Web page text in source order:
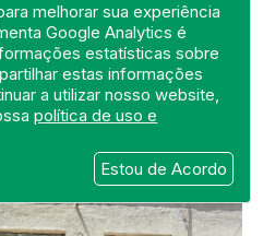
melhorar sua experiência
Google Analytics é
estatísticas sobre
estas informações
a utilizar nosso website,
política de uso e
Estou de Acordo
DEFIS
FAMÍLIA